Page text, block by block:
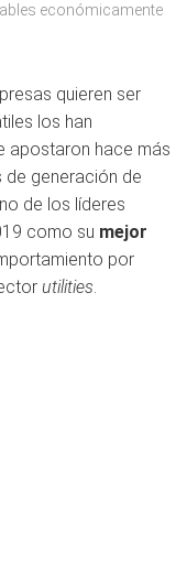
económicamente
quieren ser
los han
apostaron hace más
generación de
de los líderes
como su mejor
por
utilities.